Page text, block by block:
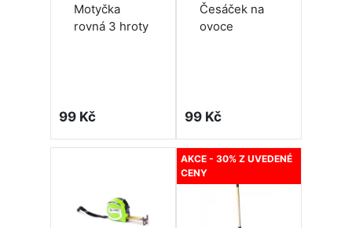
Motyčka
rovná 3 hroty
99 Kč
Česáček na
ovoce
99 Kč
AKCE - 30% Z UVEDENÉ
CENY